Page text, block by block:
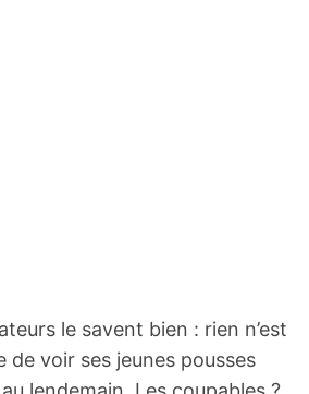
le savent bien : rien n’est
de voir ses jeunes pousses